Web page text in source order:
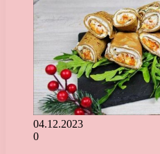
04.12.2023
0